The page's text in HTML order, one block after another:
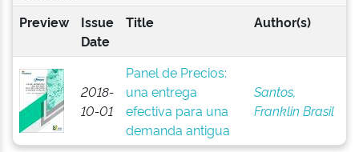
Preview
Issue
Date
Title Author(s)
2018-
10-01
Panel de Precios:
una entrega
efectiva para una
demanda antigua
Santos,
Franklin Brasil